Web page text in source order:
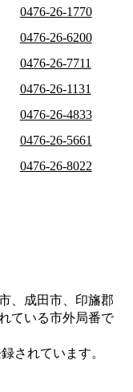
0476-26-1770
0476-26-6200
0476-26-7711
0476-26-1131
0476-26-4833
0476-26-5661
0476-26-8022
、成田市、印旛郡
ている市外局番で
されています。